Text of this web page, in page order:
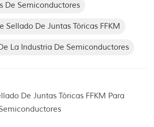
De Semiconductores
Sellado De Juntas Tóricas FFKM
La Industria De Semiconductores
De Juntas Tóricas FFKM Para